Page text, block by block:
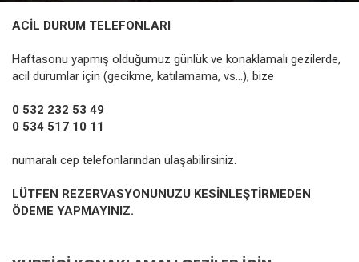
ACİL DURUM TELEFONLARI
Haftasonu yapmış olduğumuz günlük ve konaklamalı gezilerde,
acil durumlar için (gecikme, katılamama, vs…), bize
0 532 232 53 49
0 534 517 10 11
numaralı cep telefonlarından ulaşabilirsiniz.
LÜTFEN REZERVASYONUNUZU KESİNLEŞTİRMEDEN
ÖDEME YAPMAYINIZ.